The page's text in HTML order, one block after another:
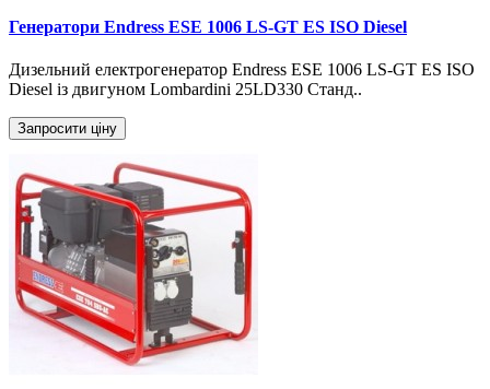
Генератори Endress ESE 1006 LS-GT ES ISO Diesel
Дизельний електрогенератор Endress ESE 1006 LS-GT ES ISO
Diesel із двигуном Lombardini 25LD330 Станд..
Запросити ціну